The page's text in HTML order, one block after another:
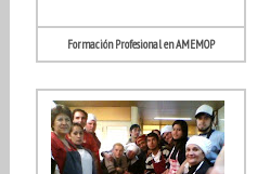
Formación Profesional en AMEMOP